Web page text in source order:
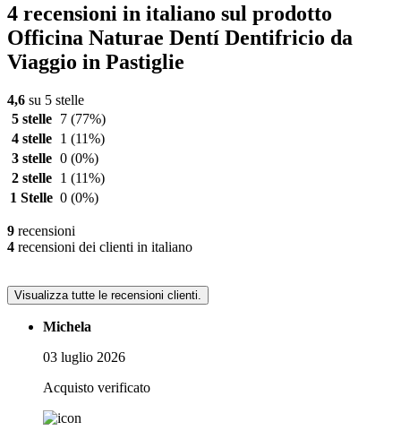
4 recensioni in italiano sul prodotto
Officina Naturae Dentí Dentifricio da
Viaggio in Pastiglie
4,6 su 5 stelle
5 stelle
7 (77%)
4 stelle
1 (11%)
3 stelle 0 (0%)
2 stelle
1 (11%)
1 Stelle 0 (0%)
9 recensioni
4 recensioni dei clienti in italiano
Visualizza tutte le recensioni clienti.
Michela
03 luglio 2026
Acquisto verificato